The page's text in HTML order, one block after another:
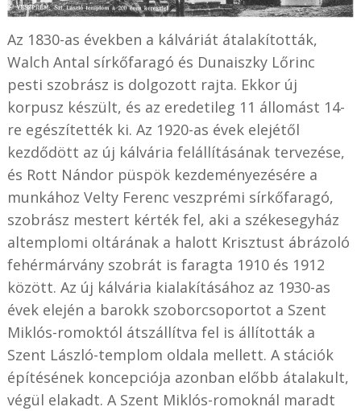
Az 1830-as években a kálváriát átalakították,
Walch Antal sírkőfaragó és Dunaiszky Lőrinc
pesti szobrász is dolgozott rajta. Ekkor új
korpusz készült, és az eredetileg 11 állomást 14-
re egészítették ki. Az 1920-as évek elejétől
kezdődött az új kálvária felállításának tervezése,
és Rott Nándor püspök kezdeményezésére a
munkához Velty Ferenc veszprémi sírkőfaragó,
szobrász mestert kérték fel, aki a székesegyház
altemplomi oltárának a halott Krisztust ábrázoló
fehérmárvány szobrát is faragta 1910 és 1912
között. Az új kálvária kialakításához az 1930-as
évek elején a barokk szoborcsoportot a Szent
Miklós-romoktól átszállítva fel is állították a
Szent László-templom oldala mellett. A stációk
építésének koncepciója azonban előbb átalakult,
végül elakadt. A Szent Miklós-romoknál maradt